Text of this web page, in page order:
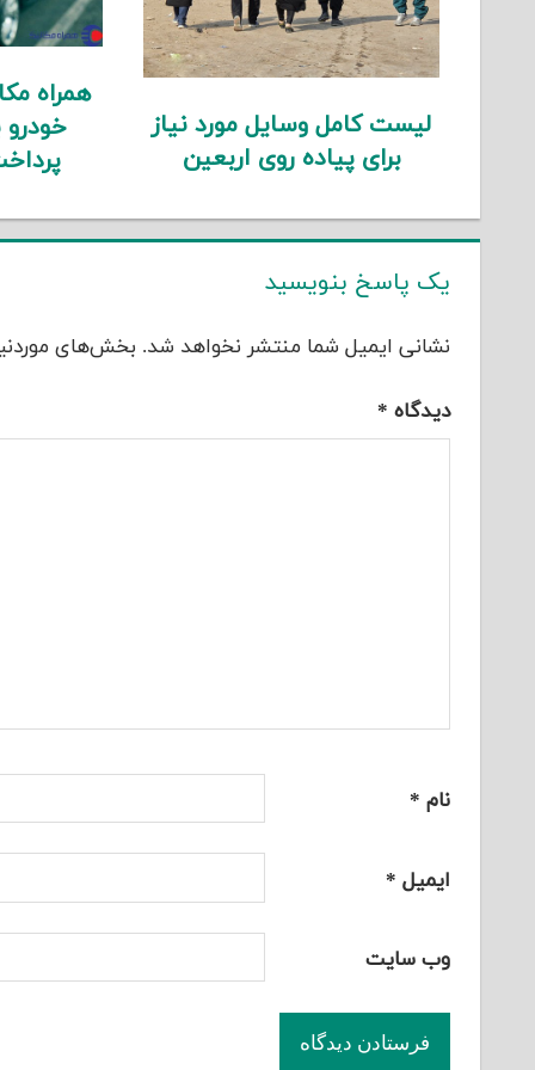
لیست کامل وسایل مورد نیاز
برای پیاده روی اربعین
همراه
یک پاسخ بنویسید
نشانی ایمیل شما منتشر نخواهد شد. بخش‌های
دیدگاه *
نام *
ایمیل *
وب‌ سایت